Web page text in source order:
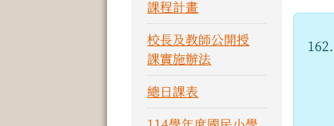
課程計畫
校長及教師公開授
課實施辦法
總日課表
162.